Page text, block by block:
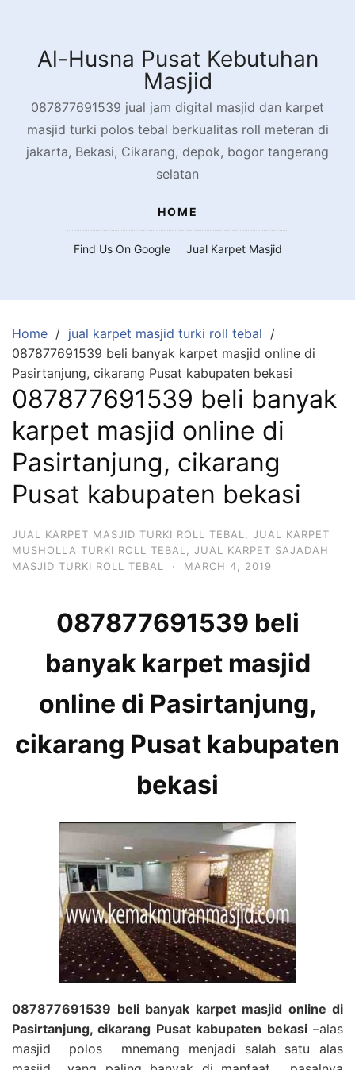
contentAl-Husna Pusat Kebutuhan
Masjid
087877691539 jual jam digital masjid dan karpet
masjid turki polos tebal berkualitas roll meteran di
jakarta, Bekasi, Cikarang, depok, bogor tangerang
selatan
HOME
Find Us On Google Jual Karpet Masjid
Home
jual karpet masjid turki roll tebal
087877691539 beli banyak karpet masjid online di
Pasirtanjung, cikarang Pusat kabupaten bekasi
087877691539 beli banyak
karpet masjid online di
Pasirtanjung, cikarang
Pusat kabupaten bekasi
JUAL KARPET MASJID TURKI ROLL TEBAL
JUAL KARPET
MUSHOLLA TURKI ROLL TEBAL
JUAL KARPET SAJADAH
MASJID TURKI ROLL TEBAL
· MARCH 4, 2019
087877691539 beli
banyak karpet masjid
online di Pasirtanjung,
cikarang Pusat kabupaten
bekasi
087877691539 beli banyak karpet masjid online di
Pasirtanjung, cikarang Pusat kabupaten bekasi–alas
masjid polos mnemang menjadi salah satu alas